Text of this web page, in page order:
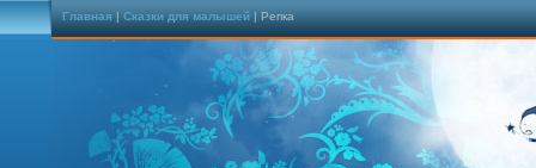
Главная | Сказки для малышей | Репка